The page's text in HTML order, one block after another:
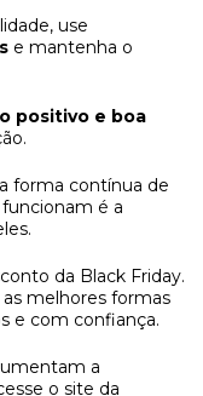
use
e mantenha o
positivo e boa
forma contínua de
é a
da Black Friday.
melhores formas
e com confiança.
a
o site da